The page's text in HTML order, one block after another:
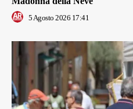
5 Agosto 2026 17:41